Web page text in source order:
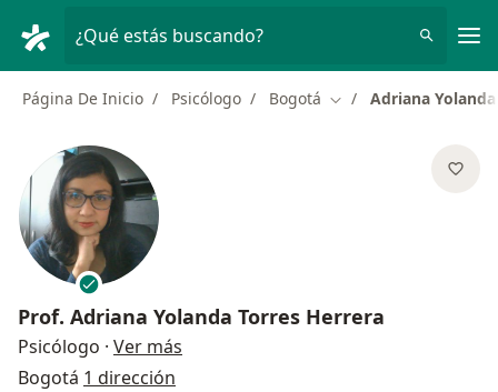
¿Qué estás buscando?
Página De Inicio Psicólogo Bogotá Cambiar de ciudad
Adriana
Prof. Adriana Yolanda Torres Herrera
Psicólogo · Ver más
Bogotá 1 dirección